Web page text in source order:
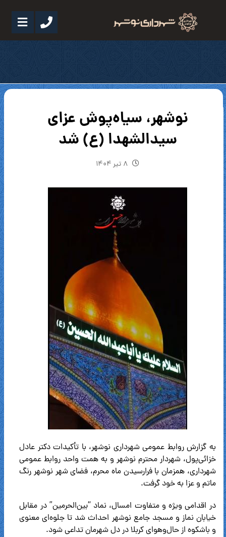
نوشهر، سیاه‌پوش عزای
سیدالشهدا (ع) شد
۸ تیر ۱۴۰۴
به گزارش روابط عمومی شهرداری نوشهر، با تأکیدات دکتر عادل
خزائی‌پول، شهردار محترم نوشهر و به همت واحد روابط عمومی
شهرداری، همزمان با فرارسیدن ماه محرم، فضای شهر نوشهر رنگ
ماتم و عزا به خود گرفت.
در اقدامی ویژه و متفاوت امسال، نماد “بین‌الحرمین” در مقابل
خیابان نماز و مسجد جامع نوشهر احداث شد تا جلوه‌ای معنوی
و باشکوه از حال‌وهوای کربلا در دل شهرمان تداعی شود.